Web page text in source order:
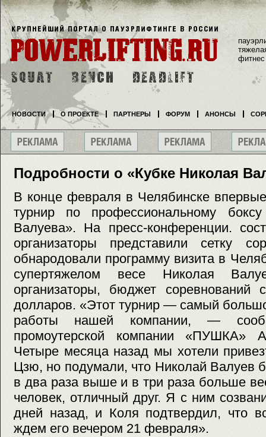
Подробности о «Кубке Николая
В конце февраля в Челябинске
турнир по профессиональному
Валуева». На пресс-конференции.
организаторы представили сетку
обнародовали программу визита в
супертяжелом весе Николая
организаторы, бюджет соревнований
долларов. «Этот турнир — самый
работы нашей компании, —
промоутерской компании «ПУШКА»
Четыре месяца назад мы хотели
Цзю, но подумали, что Николай Валуев
в два раза выше и в три раза больше
человек, отличный друг. Я с ним
дней назад, и Коля подтвердил, что
ждем его вечером 21 февраля».
фитнес
НОВОСТИ О ПРОЕКТЕ ПАРТНЕРЫ ФОРУМ АНОНСЫ